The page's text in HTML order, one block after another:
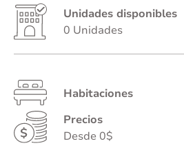
Unidades disponibles
0 Unidades
Habitaciones
Precios
Desde 0$